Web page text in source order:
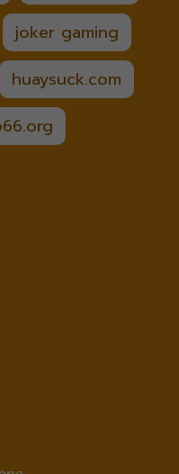
joker gaming
huaysuck.com